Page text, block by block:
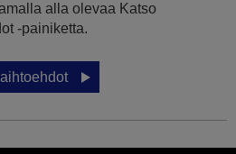
alla olevaa Katso
-painiketta.